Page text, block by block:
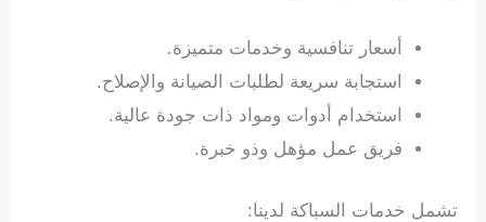
أسعار تنافسية وخدمات متميزة.
استجابة سريعة لطلبات الصيانة والإصلاح.
استخدام أدوات ومواد ذات جودة عالية.
فريق عمل مؤهل وذو خبرة.
تشمل خدمات السباكة لدينا: